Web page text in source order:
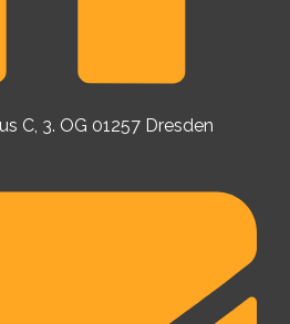
C, 3. OG 01257 Dresden